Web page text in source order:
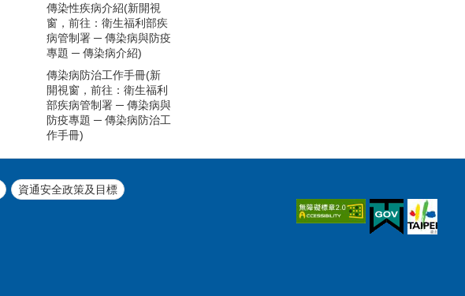
傳染性疾病介紹(新開視
窗，前往：衛生福利部疾
病管制署 ─ 傳染病與防疫
專題 ─ 傳染病介紹)
傳染病防治工作手冊(新
開視窗，前往：衛生福利
部疾病管制署 ─ 傳染病與
防疫專題 ─ 傳染病防治工
作手冊)
資通安全政策及目標